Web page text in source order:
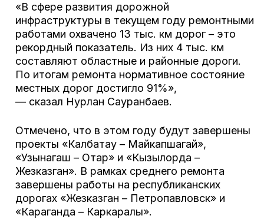
«В сфере развития дорожной
инфраструктуры в текущем году ремонтными
работами охвачено 13 тыс. км дорог – это
рекордный показатель. Из них 4 тыс. км
составляют областные и районные дороги.
По итогам ремонта нормативное состояние
местных дорог достигло 91%»,
— сказал Нурлан Сауранбаев.
Отмечено, что в этом году будут завершены
проекты «Калбатау – Майкапшагай»,
«Узынагаш – Отар» и «Кызылорда –
Жезказган». В рамках среднего ремонта
завершены работы на республиканских
дорогах «Жезказган – Петропавловск» и
«Караганда – Каркаралы».